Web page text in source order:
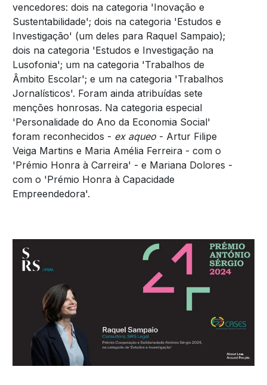
vencedores: dois na categoria 'Inovação e
Sustentabilidade'; dois na categoria 'Estudos e
Investigação' (um deles para Raquel Sampaio);
dois na categoria 'Estudos e Investigação na
Lusofonia'; um na categoria 'Trabalhos de
Âmbito Escolar'; e um na categoria 'Trabalhos
Jornalísticos'. Foram ainda atribuídas sete
menções honrosas. Na categoria especial
'Personalidade do Ano da Economia Social'
foram reconhecidos - ex aqueo- Artur Filipe
Veiga Martins e Maria Amélia Ferreira - com o
'Prémio Honra à Carreira' - e Mariana Dolores -
com o 'Prémio Honra à Capacidade
Empreendedora'.